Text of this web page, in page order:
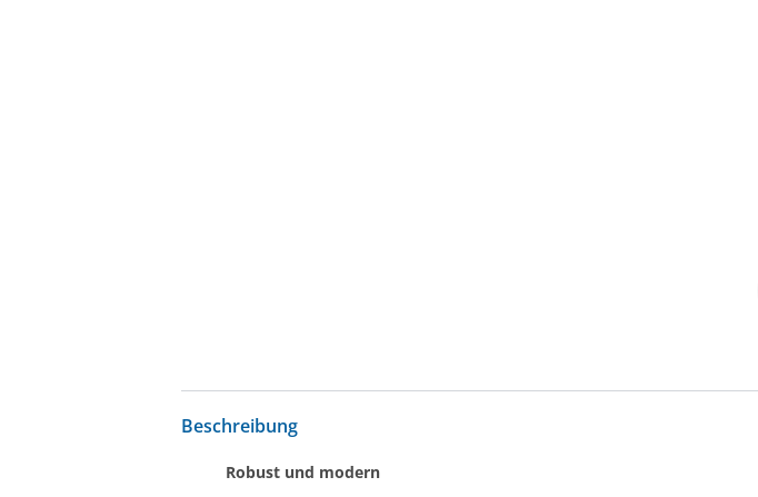
Beschreibung
Robust und modern